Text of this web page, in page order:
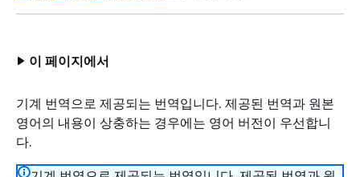
이 페이지에서
기계 번역으로 제공되는 번역입니다. 제공된 번역과 원본
영어의 내용이 상충하는 경우에는 영어 버전이 우선합니
다.